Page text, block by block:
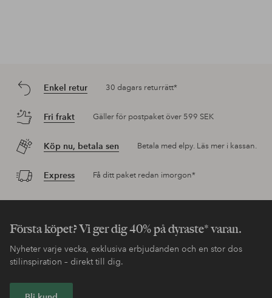
Enkel retur 30 dagars returrätt*
Fri frakt Gäller för postpaket över 599 SEK
Köp nu, betala sen Betala med elpy. Läs mer i kassan.
Express Få ditt paket redan imorgon*
Första köpet? Vi ger dig 40% på dyraste* varan.
Nyheter varje vecka, exklusiva erbjudanden och en stor dos
stilinspiration – direkt till dig.